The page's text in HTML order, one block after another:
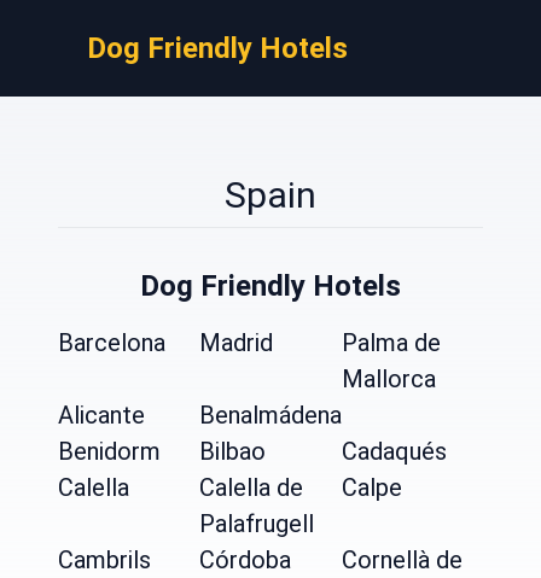
Dog Friendly Hotels
Spain
Dog Friendly Hotels
Barcelona Madrid
Palma de
Mallorca
Alicante
Benalmádena
Benidorm
Bilbao
Cadaqués
Calella
Calella de
Palafrugell
Calpe
Cambrils Córdoba
Cornellà de